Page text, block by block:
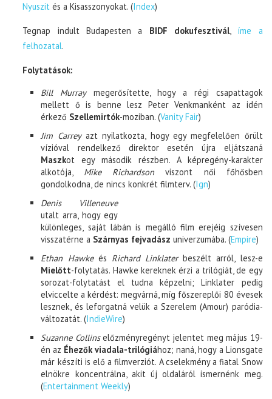
Nyuszit és a Kisasszonyokat. (Index)
Tegnap indult Budapesten a BIDF dokufesztivál, íme a
felhozatal.
Folytatások:
Bill Murraymegerősítette, hogy a régi csapattagok
mellett ő is benne lesz Peter Venkmanként az idén
érkező Szellemirtók-moziban. (Vanity Fair)
Jim Carreyazt nyilatkozta, hogy egy megfelelően őrült
vízióval rendelkező direktor esetén újra eljátszaná
Maszkot egy második részben. A képregény-karakter
alkotója, Mike Richardsonviszont női főhősben
gondolkodna, de nincs konkrét filmterv. (Ign)
Denis Villeneuve
utalt arra, hogy egy
különleges, saját lábán is megálló film erejéig szívesen
visszatérne a Szárnyas fejvadász univerzumába. (Empire)
Ethan Hawkeés Richard Linklaterbeszélt arról, lesz-e
Mielőtt-folytatás. Hawke kereknek érzi a trilógiát, de egy
sorozat-folytatást el tudna képzelni; Linklater pedig
elviccelte a kérdést: megvárná, míg főszereplői 80 évesek
lesznek, és leforgatná velük a Szerelem (Amour) paródia-
változatát. (IndieWire)
Suzanne Collinselőzményregényt jelentet meg május 19-
én az Éhezők viadala-trilógiához; naná, hogy a Lionsgate
már készíti is elő a filmverziót. A cselekmény a fiatal Snow
elnökre koncentrálna, akit új oldaláról ismernénk meg.
(Entertainment Weekly)